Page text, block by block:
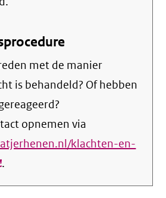
met de manier
is behandeld? Of hebben
opnemen via
klachten-en-
.